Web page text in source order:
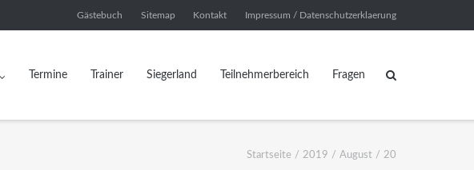
Gästebuch Sitemap Kontakt Impressum / Datenschutzerklaerung
Termine Trainer Siegerland Teilnehmerbereich Fragen
Startseite / 2019 / August / 20